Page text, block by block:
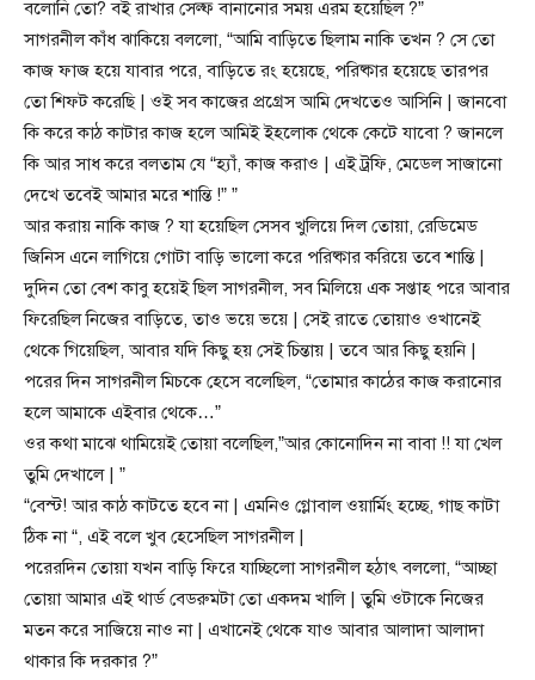
বলোনি তো? বই রাখার সেল্ফ বানানোর সময় এরম হয়েছিল ?”
সাগরনীল কাঁধ ঝাকিয়ে বললো, “আমি বাড়িতে ছিলাম নাকি তখন ? সে তো
কাজ ফাজ হয়ে যাবার পরে, বাড়িতে রং হয়েছে, পরিষ্কার হয়েছে তারপর
তো শিফট করেছি | ওই সব কাজের প্রগ্রেস আমি দেখতেও আসিনি | জানবো
কি করে কাঠ কাটার কাজ হলে আমিই ইহলোক থেকে কেটে যাবো ? জানলে
কি আর সাধ করে বলতাম যে “হ্যাঁ, কাজ করাও | এই ট্রফি, মেডেল সাজানো
দেখে তবেই আমার মরে শান্তি !” ”
আর করায় নাকি কাজ ? যা হয়েছিল সেসব খুলিয়ে দিল তোয়া, রেডিমেড
জিনিস এনে লাগিয়ে গোটা বাড়ি ভালো করে পরিষ্কার করিয়ে তবে শান্তি |
দুদিন তো বেশ কাবু হয়েই ছিল সাগরনীল, সব মিলিয়ে এক সপ্তাহ পরে আবার
ফিরেছিল নিজের বাড়িতে, তাও ভয়ে ভয়ে | সেই রাতে তোয়াও ওখানেই
থেকে গিয়েছিল, আবার যদি কিছু হয় সেই চিন্তায় | তবে আর কিছু হয়নি |
পরের দিন সাগরনীল মিচকে হেসে বলেছিল, “তোমার কাঠের কাজ করানোর
হলে আমাকে এইবার থেকে…”
ওর কথা মাঝে থামিয়েই তোয়া বলেছিল,”আর কোনোদিন না বাবা !! যা খেল
তুমি দেখালে | ”
“বেস্ট! আর কাঠ কাটতে হবে না | এমনিও গ্লোবাল ওয়ার্মিং হচ্ছে, গাছ কাটা
ঠিক না “, এই বলে খুব হেসেছিল সাগরনীল |
পরেরদিন তোয়া যখন বাড়ি ফিরে যাচ্ছিলো সাগরনীল হঠাৎ বললো, “আচ্ছা
তোয়া আমার এই থার্ড বেডরুমটা তো একদম খালি | তুমি ওটাকে নিজের
মতন করে সাজিয়ে নাও না | এখানেই থেকে যাও আবার আলাদা আলাদা
থাকার কি দরকার ?”